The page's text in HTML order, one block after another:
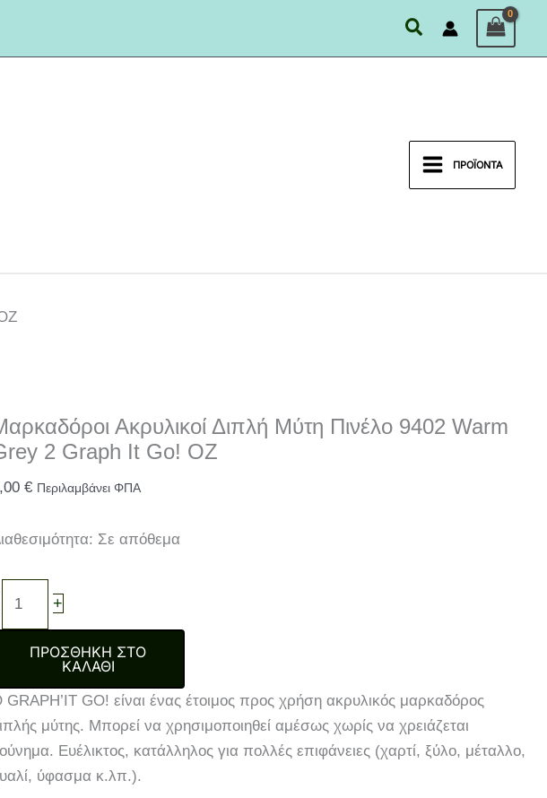
Αναζήτηση
ΠΡΟΪΌΝΤΑ
Ακρυλικοί Διπλή Μύτη Πινέλο 9402 Warm
2 Graph It Go! OZ
€ Περιλαμβάνει ΦΠΑ
Σε απόθεμα
Μαρκαδόροι
Ακρυλικοί
Πινέλο
9402
Warm
Grey
+
ΠΡΟΣΘΉΚΗ ΣΤΟ
ΚΑΛΆΘΙ
GRAPH’IT GO! είναι ένας έτοιμος προς χρήση ακρυλικός μαρκαδόρος
μύτης. Μπορεί να χρησιμοποιηθεί αμέσως χωρίς να χρειάζεται
Ευέλικτος, κατάλληλος για πολλές επιφάνειες (χαρτί, ξύλο, μέταλλο,
ύφασμα κ.λπ.).